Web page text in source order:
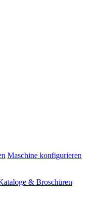
Maschine konfigurieren
& Broschüren